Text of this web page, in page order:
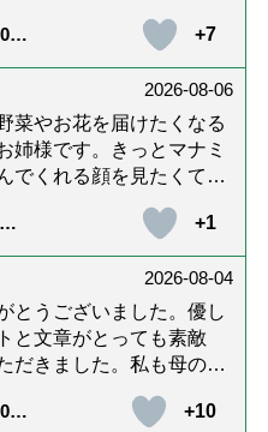
と主張しては、再び争い
起したところ、 国は
な裁判のためには、裁判
と判決して、原告敗訴と
欺罪として受理されまし
訴えたのですが、再び
決定を受けました。（第
があるの
ないもどかしさを感じた
らりんさんの文章を読ん
ました。不定期での近況
さびちゃん・隊長と､健
ご多幸をお祈りしていま
話
+7
2026-08-06
菜やお花を届けたくなる
姉様です。きっとマナミ
でくれる顔を見たくて、
すね。
+1
2026-08-04
とうございました。優し
と文章がとっても素敵
だきました。私も母の介
せんが、いろんなエピソ
話
+10